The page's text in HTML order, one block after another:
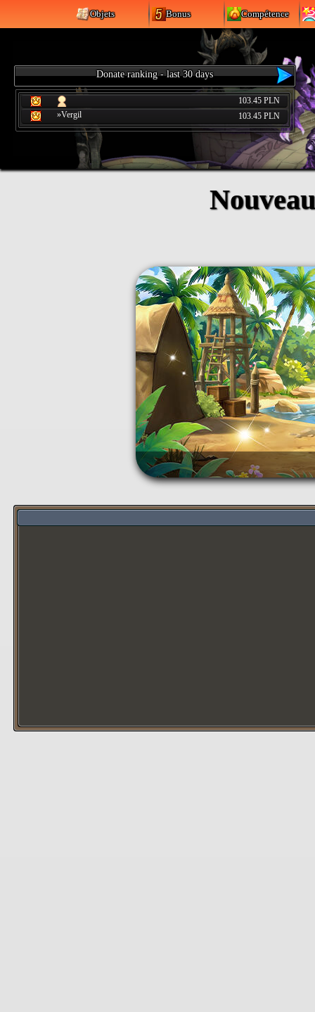
Objets Bonus Compétence
Donate ranking - last 30 days
103.45 PLN
»Vergil
103.45 PLN